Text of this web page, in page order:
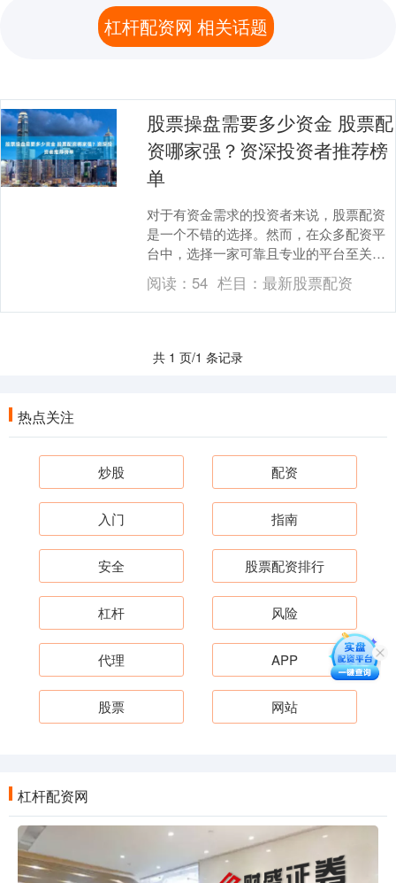
杠杆配资网 相关话题
股票操盘需要多少资金 股票配
资哪家强？资深投资者推荐榜
单
对于有资金需求的投资者来说，股票配资
是一个不错的选择。然而，在众多配资平
台中，选择一家可靠且专业的平台至关重
要。资深投资者根据自身经验，推荐以下
股票配资平台： ....
阅读： 54 栏目： 最新股票配资
共 1 页/1 条记录
热点关注
炒股 配资
入门 指南
安全 股票配资排行
杠杆 风险
代理 APP
股票 网站
杠杆配资网